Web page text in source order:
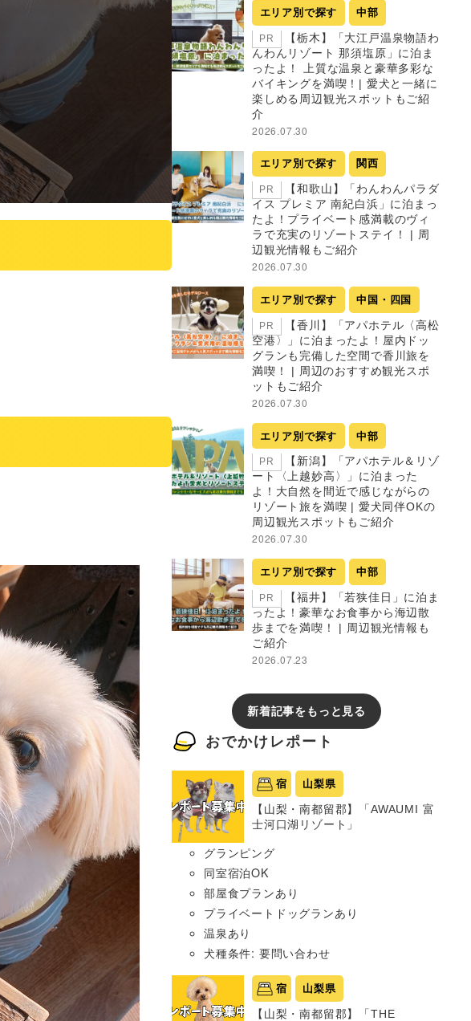
エリア別で探す 中部
PR
【栃木】「大江戸温泉物語わ
んわんリゾート 那須塩原」に泊ま
ったよ！ 上質な温泉と豪華多彩な
バイキングを満喫！| 愛犬と一緒に
楽しめる周辺観光スポットもご紹
介
2026.07.30
エリア別で探す 関西
PR
【和歌山】「わんわんパラダ
イス プレミア 南紀白浜」に泊まっ
たよ！プライベート感満載のヴィ
ラで充実のリゾートステイ！ | 周
辺観光情報もご紹介
2026.07.30
エリア別で探す 中国・四国
PR
【香川】「アパホテル〈高松
空港〉」に泊まったよ！屋内ドッ
グランも完備した空間で香川旅を
満喫！ | 周辺のおすすめ観光スポ
ットもご紹介
2026.07.30
エリア別で探す 中部
PR
【新潟】「アパホテル＆リゾ
ート〈上越妙高〉」に泊まった
よ！大自然を間近で感じながらの
リゾート旅を満喫 | 愛犬同伴OKの
周辺観光スポットもご紹介
2026.07.30
エリア別で探す 中部
PR
【福井】「若狭佳日」に泊ま
ったよ！豪華なお食事から海辺散
歩までを満喫！ | 周辺観光情報も
ご紹介
2026.07.23
新着記事をもっと見る
おでかけレポート
宿 山梨県
【山梨・南都留郡】「AWAUMI 富
士河口湖リゾート」
グランピング
同室宿泊OK
部屋食プランあり
プライベートドッグランあり
温泉あり
犬種条件: 要問い合わせ
宿 山梨県
【山梨・南都留郡】「THE